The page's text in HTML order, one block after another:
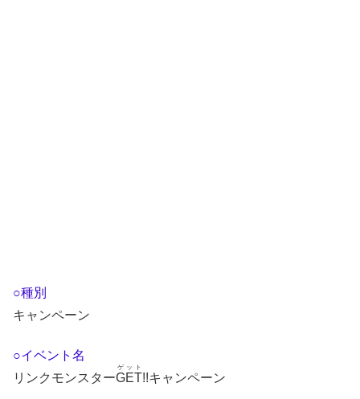
○種別
キャンペーン
○イベント名
リンクモンスターGET
ゲット
!!キャンペーン